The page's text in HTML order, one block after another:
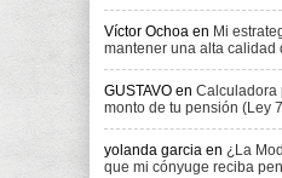
Víctor Ochoa en Mi
mantener una alta calidad
GUSTAVO en Calculadora
monto de tu pensión (Ley
yolanda garcia en ¿La
que mi cónyuge reciba